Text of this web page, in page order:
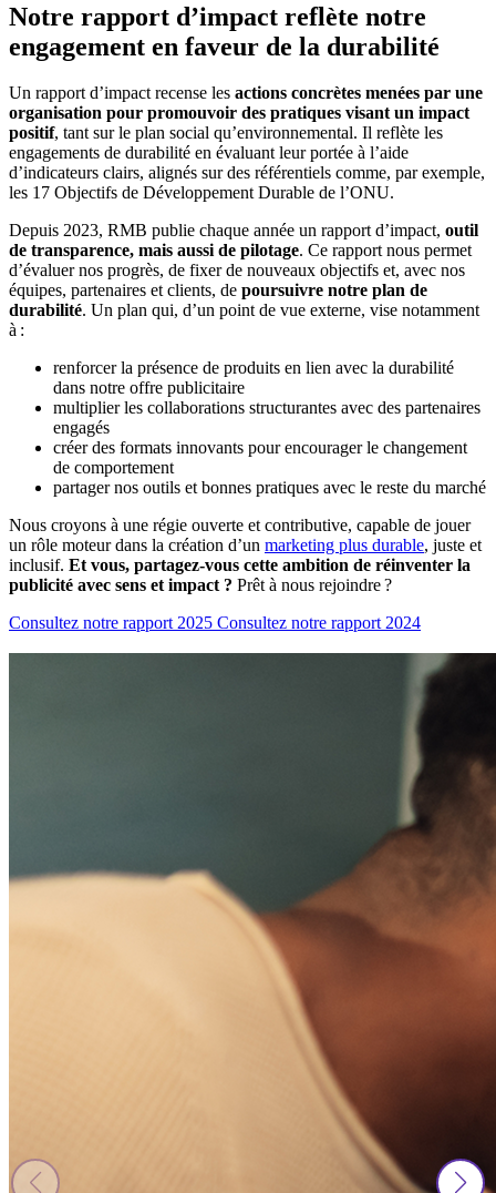
Notre rapport d’impact reflète notre
engagement en faveur de la durabilité
Un rapport d’impact recense les actions concrètes menées par une
organisation pour promouvoir des pratiques visant un impact
positif, tant sur le plan social qu’environnemental. Il reflète les
engagements de durabilité en évaluant leur portée à l’aide
d’indicateurs clairs, alignés sur des référentiels comme, par exemple,
les 17 Objectifs de Développement Durable de l’ONU.
Depuis 2023, RMB publie chaque année un rapport d’impact, outil
de transparence, mais aussi de pilotage. Ce rapport nous permet
d’évaluer nos progrès, de fixer de nouveaux objectifs et, avec nos
équipes, partenaires et clients, de poursuivre notre plan de
durabilité. Un plan qui, d’un point de vue externe, vise notamment
à :
renforcerla présence de produits en lien avec la durabilité
dans notre offre publicitaire
multiplierles collaborations structurantes avec des partenaires
engagés
créerdes formats innovants pourencouragerle changement
de comportement
partager nos outils et bonnes pratiques avec le reste du marché
Nous croyons à une régie ouverte et contributive, capable de jouer
un rôle moteur dans la création d’un marketing plus durable, juste et
inclusif. Et vous, partagez-vous cette ambition de réinventer la
publicité avec sens et impact ? Prêt à nous rejoindre ?
Consultez notre rapport 2025 Consultez notre rapport 2024